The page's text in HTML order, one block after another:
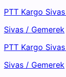
PTT Kargo
Sivas / Gemerek
PTT Kargo
Sivas / Gemerek